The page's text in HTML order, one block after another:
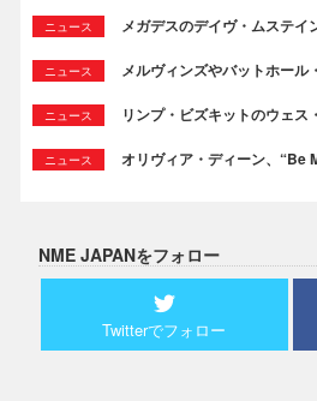
ニュース メガデスのデイヴ・ムステ
ニュース メルヴィンズやバットホー
ニュース リンプ・ビズキットのウェ
ニュース オリヴィア・ディーン、“Be
NME JAPANをフォロー
Twitterでフォロー